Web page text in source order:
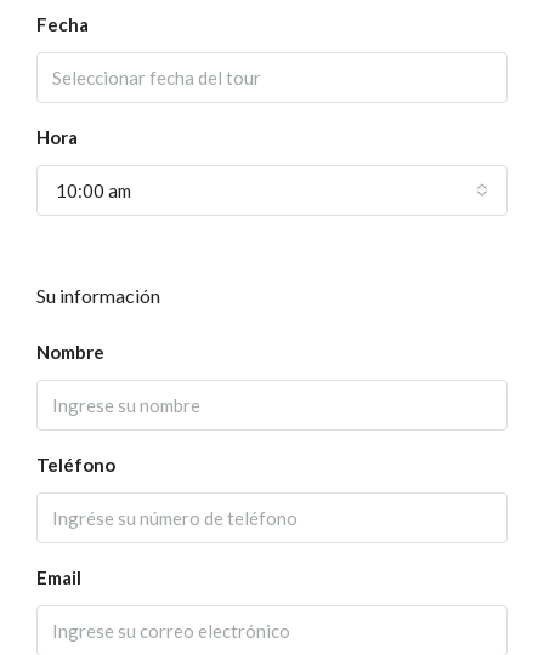
Fecha
Hora
10:00 am
Su información
Nombre
Teléfono
Email